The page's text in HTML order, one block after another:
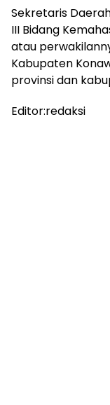
Sekretaris
III Bidang
atau
Kabupaten
provinsi dan
Editor:redaksi